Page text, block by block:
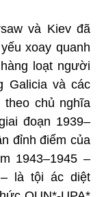
và Kiev đã
xoay quanh
loạt người
Galicia và các
chủ nghĩa
đoạn 1939–
đỉnh điểm của
1943–1945 –
là tội ác diệt